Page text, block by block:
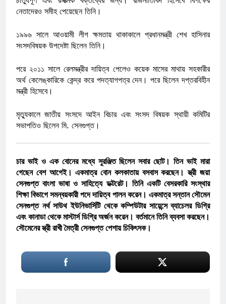
নেতাদেরও সমীহ পেয়েছেন তিনি।
১৯৯৬ সালে আওয়ামী লীগ ক্ষমতায় থাকাকালে প্রধানমন্ত্রী শেখ হাসিনার
সংসদবিষয়ক উপদেষ্টা ছিলেন তিনি।
পরে ২০১১ সালে রেলমন্ত্রীর দায়িত্ব পেলেও কয়েক মাসের মাথায় সহকারীর
অর্থ কেলেঙ্কারিকে কেন্দ্র করে পদত্যাগপত্র দেন। পরে ছিলেন দপ্তরবিহীন
মন্ত্রী হিসেবে।
মৃত্যুকালে জাতীয় সংসদে আইন বিচার এবং সংসদ বিষয়ক স্থায়ী কমিটির
সভাপতিও ছিলেন মি. সেনগুপ্ত।
চার ভাই ও এক বোনের মধ্যে সুরঞ্জিত ছিলেন সবার ছোট। তিন ভাই মারা
গেছেন বেশ আগেই। একমাত্র বোন কলকাতায় বসবাস করছেন। স্ত্রী জয়া
সেনগুপ্ত বাংলা ভাষা ও সাহিত্যে ডক্টরেট। তিনি একটি বেসরকারি সংস্থার
শিক্ষা বিভাগে সমন্বয়কারী পদে দায়িত্ব পালন করেন। একমাত্র সন্তান সৌমেন
সেনগুপ্ত নর্থ সাউথ ইউনিভার্সিটি থেকে কম্পিউটার সায়েন্সে ব্যাচেলর ডিগ্রি
এবং কানাডা থেকে মাস্টার্স ডিগ্রি অর্জন করেন। বর্তমানে তিনি ব্যবসা করছেন।
সৌমেনের স্ত্রী রাখী মৈত্রী সেনগুপ্ত পেশায় চিকিৎসক।